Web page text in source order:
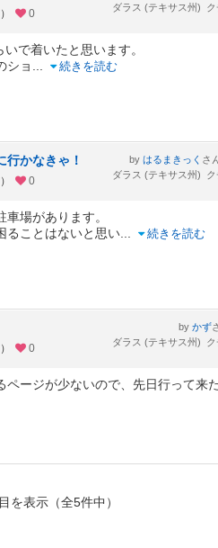
0
ダラス (テキサス州) ク
で着いたと思います。
ショ
続きを読む
行かなきゃ！
0
by はるまきっく さ
ダラス (テキサス州) ク
場があります。
ることはないと思い
続きを読む
0
by かず
ダラス (テキサス州) ク
ージが少ないので、先日行って来
を表示（全5件中）